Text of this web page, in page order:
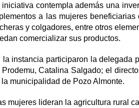
iniciativa contempla además una
a las mujeres
y colgadores, entre otros
comercializar sus productos.
la instancia participaron la delegada
Prodemu, Catalina Salgado; el
la municipalidad de Pozo Almonte.
mujeres lideran la agricultura rural